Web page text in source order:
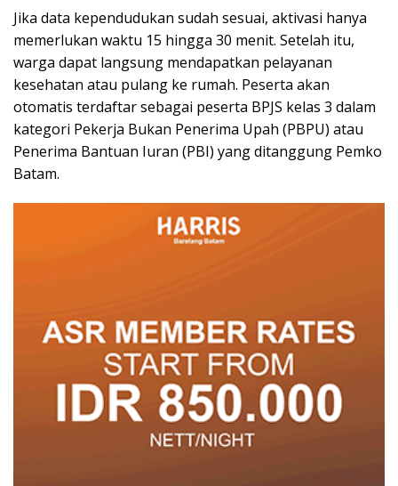
Jika data kependudukan sudah sesuai, aktivasi hanya
memerlukan waktu 15 hingga 30 menit. Setelah itu,
warga dapat langsung mendapatkan pelayanan
kesehatan atau pulang ke rumah. Peserta akan
otomatis terdaftar sebagai peserta BPJS kelas 3 dalam
kategori Pekerja Bukan Penerima Upah (PBPU) atau
Penerima Bantuan Iuran (PBI) yang ditanggung Pemko
Batam.